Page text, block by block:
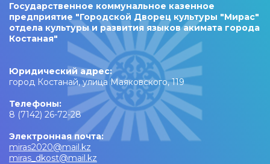
Государственное коммунальное казенное
предприятие "Городской Дворец культуры "Мирас"
отдела культуры и развития языков акимата города
Костаная"
Юридический адрес:
город Костанай, улица Маяковского, 119
Телефоны:
8 (7142) 26-72-28
Электронная почта:
miras2020@mail.kz
miras_dkost@mail.kz